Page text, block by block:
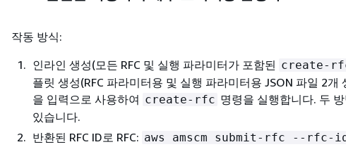
작동 방식:
인라인 생성(모든 RFC 및 실행 파라미터가 포함된 create-
플릿 생성(RFC 파라미터용 및 실행 파라미터용 JSON 파일 2개
을 입력으로 사용하여 create-rfc 명령을 실행합니다. 두
있습니다.
반환된 RFC ID로 RFC: aws amscm submit-rfc --rfc-